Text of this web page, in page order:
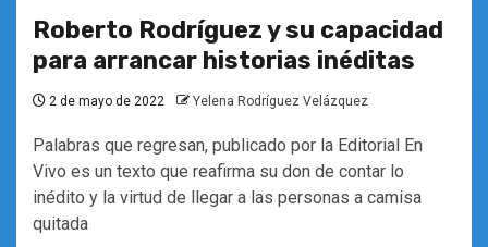
Roberto Rodríguez y su capacidad
para arrancar historias inéditas
2 de mayo de 2022 Yelena Rodríguez Velázquez
Palabras que regresan, publicado por la Editorial En
Vivo es un texto que reafirma su don de contar lo
inédito y la virtud de llegar a las personas a camisa
quitada